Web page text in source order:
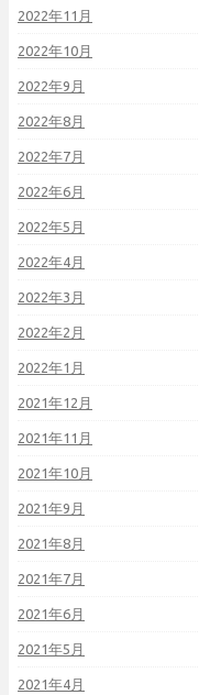
2022年11月
2022年10月
2022年9月
2022年8月
2022年7月
2022年6月
2022年5月
2022年4月
2022年3月
2022年2月
2022年1月
2021年12月
2021年11月
2021年10月
2021年9月
2021年8月
2021年7月
2021年6月
2021年5月
2021年4月